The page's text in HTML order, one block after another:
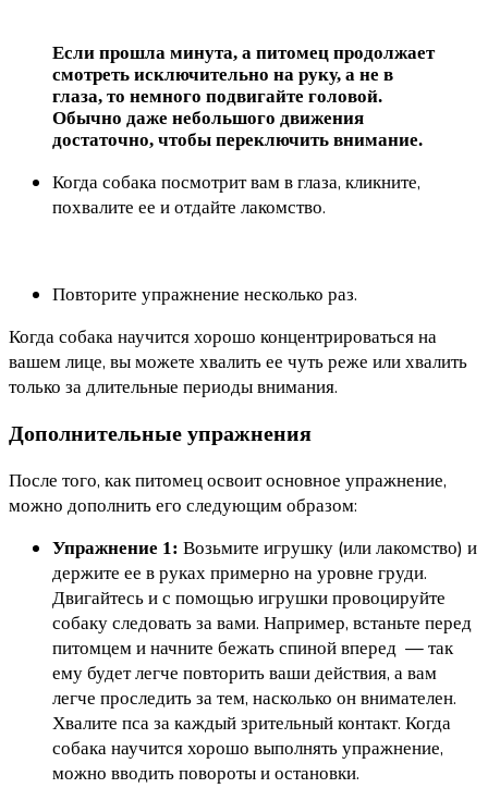
Если прошла минута, а питомец продолжает
смотреть исключительно на руку, а не в
глаза, то немного подвигайте головой.
Обычно даже небольшого движения
достаточно, чтобы переключить внимание.
Когда собака посмотрит вам в глаза, кликните,
похвалите ее и отдайте лакомство.
Повторите упражнение несколько раз.
Когда собака научится хорошо концентрироваться на
вашем лице, вы можете хвалить ее чуть реже или хвалить
только за длительные периоды внимания.
Дополнительные упражнения
После того, как питомец освоит основное упражнение,
можно дополнить его следующим образом:
Упражнение 1: Возьмите игрушку (или лакомство) и
держите ее в руках примерно на уровне груди.
Двигайтесь и с помощью игрушки провоцируйте
собаку следовать за вами. Например, встаньте перед
питомцем и начните бежать спиной вперед — так
ему будет легче повторить ваши действия, а вам
легче проследить за тем, насколько он внимателен.
Хвалите пса за каждый зрительный контакт. Когда
собака научится хорошо выполнять упражнение,
можно вводить повороты и остановки.